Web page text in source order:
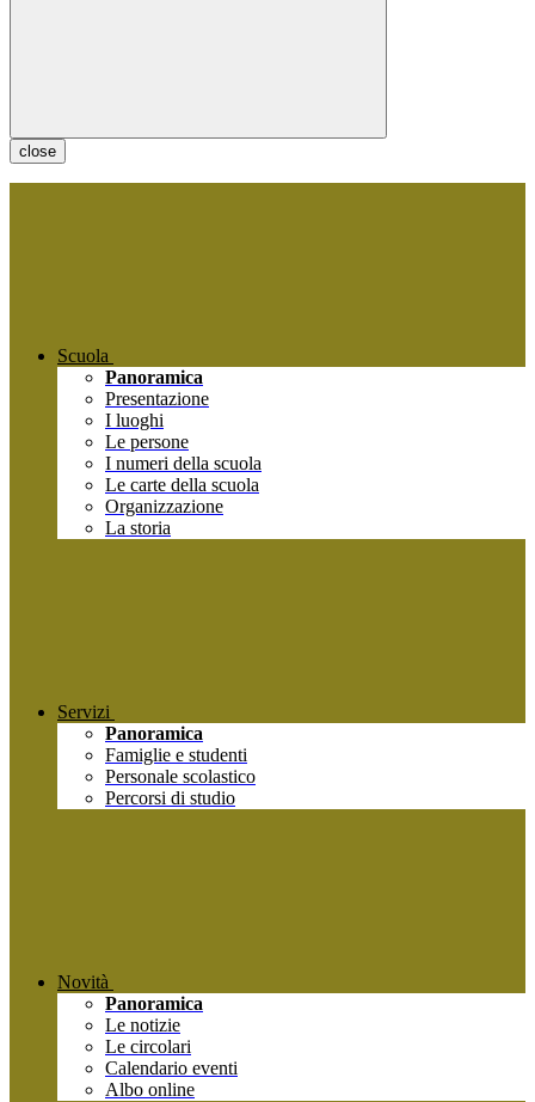
close
Scuola
Panoramica
Presentazione
I luoghi
Le persone
I numeri della scuola
Le carte della scuola
Organizzazione
La storia
Servizi
Panoramica
Famiglie e studenti
Personale scolastico
Percorsi di studio
Novità
Panoramica
Le notizie
Le circolari
Calendario eventi
Albo online